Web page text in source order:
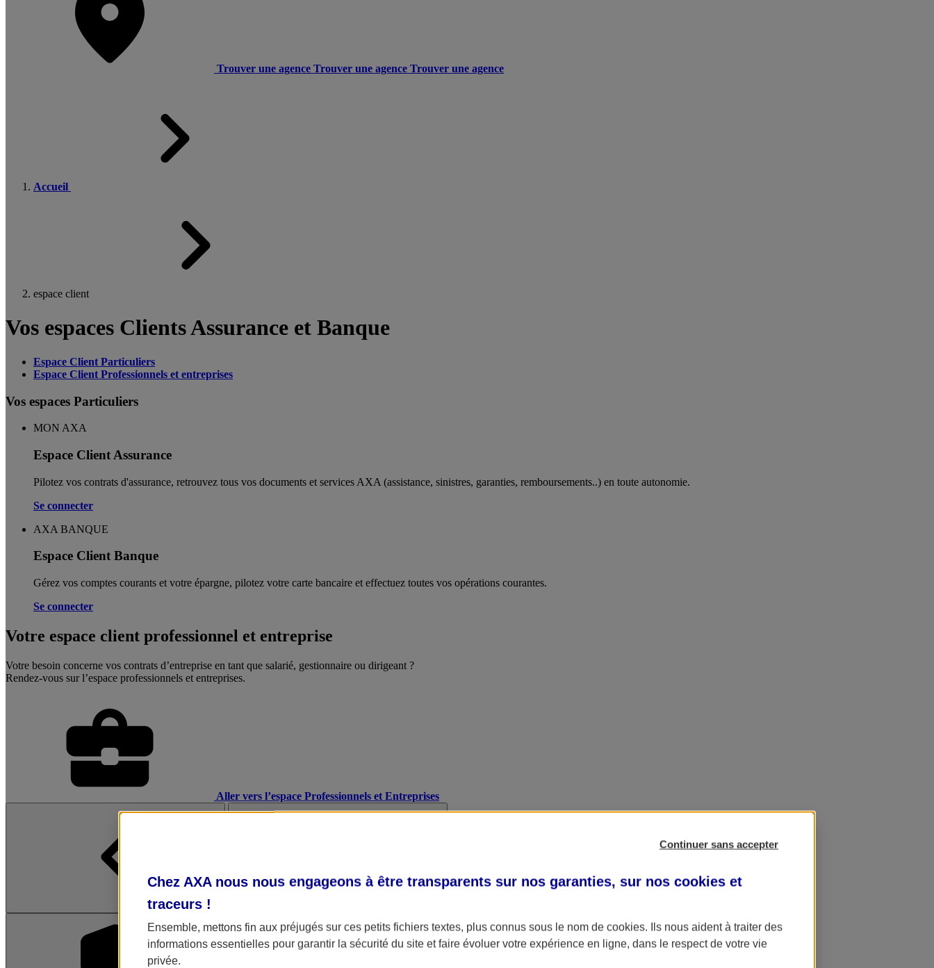
Trouver une agence Trouver une agence Trouver une agence
Accueil
espace client
Vos espaces Clients Assurance et Banque
Espace Client Particuliers
Espace Client Professionnels et entreprises
Vos espaces Particuliers
MON AXA
Espace Client Assurance
Pilotez vos contrats d'assurance, retrouvez tous vos documents et services AXA (assistance, sinistres, garanties, remboursements..) en toute autonomie. ​
Se connecter
AXA BANQUE
Espace Client Banque
Gérez vos comptes courants et votre épargne, pilotez votre carte bancaire et effectuez toutes vos opérations courantes.
Se connecter
Votre espace client professionnel et entreprise
Votre besoin concerne vos contrats d’entreprise en tant que salarié, gestionnaire ou dirigeant ?
Rendez-vous sur l’espace professionnels et entreprises.
Aller vers l’espace Professionnels et Entreprises
Continuer sans accepter
Chez AXA nous nous engageons à être transparents sur nos garanties, sur nos cookies et
traceurs !
Ensemble, mettons fin aux préjugés sur ces petits fichiers textes, plus connus sous le nom de cookies. Ils nous aident à traiter des
informations essentielles pour garantir la sécurité du site et faire évoluer votre expérience en ligne, dans le respect de votre vie
privée.